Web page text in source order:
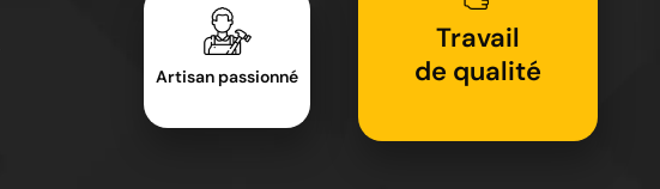
Artisan passionné
Travail
de qualité